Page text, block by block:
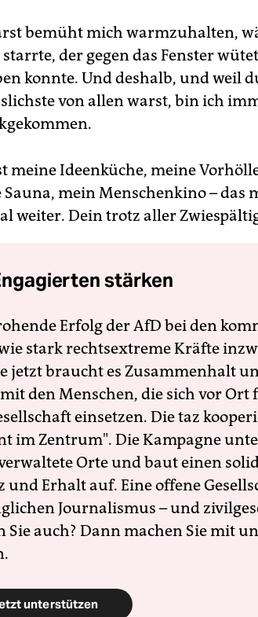
bemüht mich warmzuhalten,
starrte, der gegen das Fenster
konnte. Und deshalb, und weil
von allen warst, bin ich
meine Ideenküche, meine
mein Menschenkino – das
weiter. Dein trotz aller
stärken
Erfolg der AfD bei den
stark rechtsextreme Kräfte
jetzt braucht es Zusammenhalt
den Menschen, die sich vor Ort
einsetzen. Die taz
im Zentrum". Die Kampagne
Orte und baut einen
und Erhalt auf. Eine offene
Journalismus – und
Sie auch? Dann machen Sie mit
unterstützen